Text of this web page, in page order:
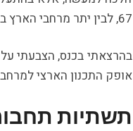
67, לבין יתר מרחבי הארץ ביהודה ושומרון.
בהרצאתי בכנס, הצבעתי
אופק התכנון הארצי למרחב
תשתיות